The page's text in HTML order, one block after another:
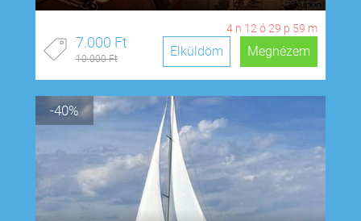
4 n 12ó 29 p 58 m
7.000 Ft
10.000 Ft Megnézem
Elküldöm
-40%